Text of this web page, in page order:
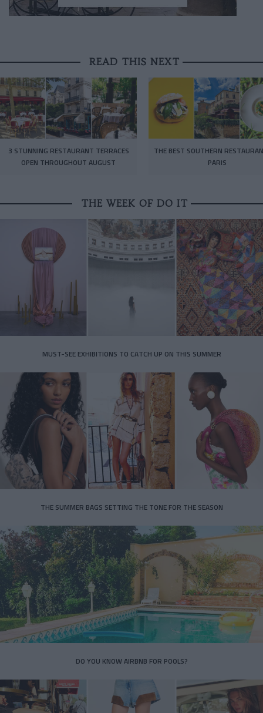
READ THIS NEXT
3 STUNNING RESTAURANT TERRACES
OPEN THROUGHOUT AUGUST
THE BEST SOUTHERN
PARIS
THE WEEK OF DO IT
MUST-SEE EXHIBITIONS TO CATCH UP ON THIS SUMMER
THE SUMMER BAGS SETTING THE TONE FOR THE SEASON
DO YOU KNOW AIRBNB FOR POOLS?